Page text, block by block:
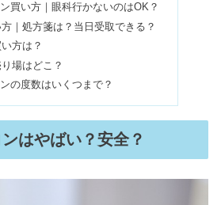
買い方｜眼科行かないのはOK？
｜処方箋は？当日受取できる？
方は？
場はどこ？
の度数はいくつまで？
はやばい？安全？